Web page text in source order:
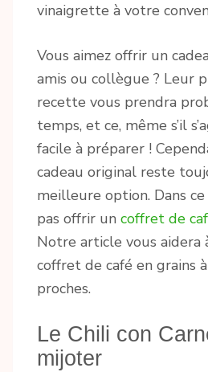
vinaigrette à votre
Vous aimez offrir un
amis ou collègue ? Leur
recette vous prendra
temps, et ce, même s’il
facile à préparer !
cadeau original reste
meilleure option. Dans
pas offrir un coffret de
Notre article vous aidera
coffret de café en grains
proches.
Le Chili con
mijoter